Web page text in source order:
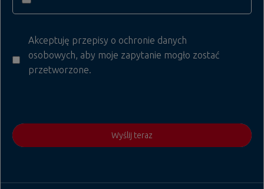
Akceptuję przepisy o ochronie danych
osobowych, aby moje zapytanie mogło zostać
przetworzone.
Wyślij teraz